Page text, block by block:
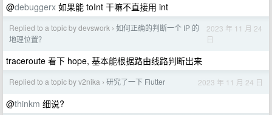
@debuggerx 如果能 toInt 干嘛不直接用 int
Replied to a topic by devswork › 如何正确的判断一个 IP 的
地理位置？
2023 年 11 月 24
日
traceroute 看下 hope, 基本能根据路由线路判断出来
Replied to a topic by v2nika › 研究了一下 Flutter 2023 年 11 月 24 日
@thinkm 细说?